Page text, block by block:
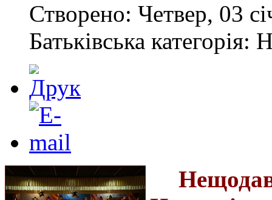
Створено: Четвер, 03
Батьківська категорія: